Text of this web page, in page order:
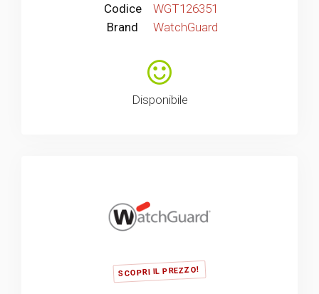
Codice
WGT126351
Brand
WatchGuard
Disponibile
SCOPRI IL PREZZO!